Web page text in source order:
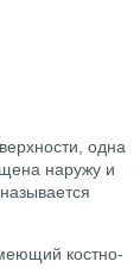
одна
наружу и
костно-